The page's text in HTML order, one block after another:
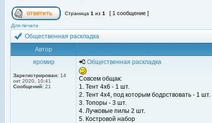
Страница 1 из 1 [ 1 сообщение ]
Для печати
Общественная раскладка
Автор
яромир
Зарегистрирован: 14
окт 2020, 10:41
Сообщений: 21
Общественная раскладка
Совсем общак:
1. Тент 4x6 - 1 шт.
2. Тент 4х4, под которым бодрствовать - 1 шт.
3. Топоры - 3 шт.
4. Лучковые пилы 2 шт.
5. Костровой набор